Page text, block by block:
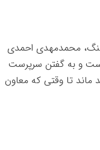
محمدمهدی احمدی
و به گفتن سرپرست
تا وقتی که معاون